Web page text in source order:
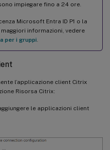
impiegare fino a 24 ore.
Microsoft Entra ID P1 o la
informazioni, vedere
per i gruppi
l’applicazione client Citrix
Risorsa Citrix:
le applicazioni client